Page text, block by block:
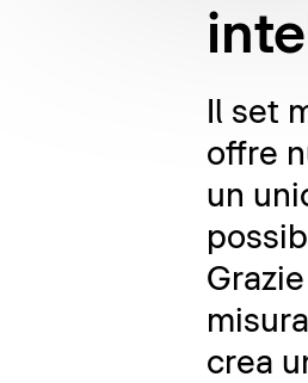
Il set
offre
un
crea